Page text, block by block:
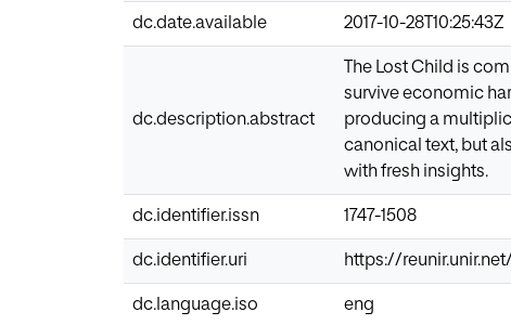
dc.date.available 2017-10-28T10:25:43Z
dc.description.abstract
The Lost Child is
survive economic
producing a
canonical text, but
with fresh insights.
dc.identifier.issn 1747-1508
dc.identifier.uri https://
dc.language.iso eng